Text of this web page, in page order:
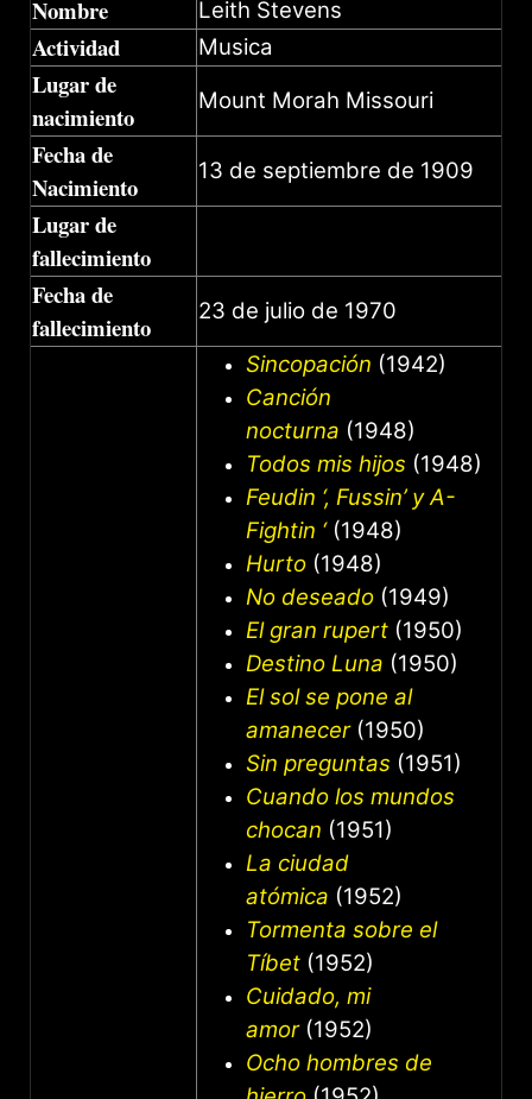
Nombre Leith Stevens
Actividad Musica
Lugar de
nacimiento
Mount Morah Missouri
Fecha de
Nacimiento
13 de septiembre de 1909
Lugar de
fallecimiento
Fecha de
fallecimiento
23 de julio de 1970
Sincopación (1942)
Canción
nocturna (1948)
Todos mis hijos (1948)
Feudin ‘, Fussin’ y A-
Fightin ‘(1948)
Hurto (1948)
No deseado (1949)
El gran rupert (1950)
Destino Luna (1950)
El sol se pone al
amanecer(1950)
Sin preguntas (1951)
Cuando los mundos
chocan (1951)
La ciudad
atómica (1952)
Tormenta sobre el
Tíbet (1952)
Cuidado, mi
amor(1952)
Ocho hombres de